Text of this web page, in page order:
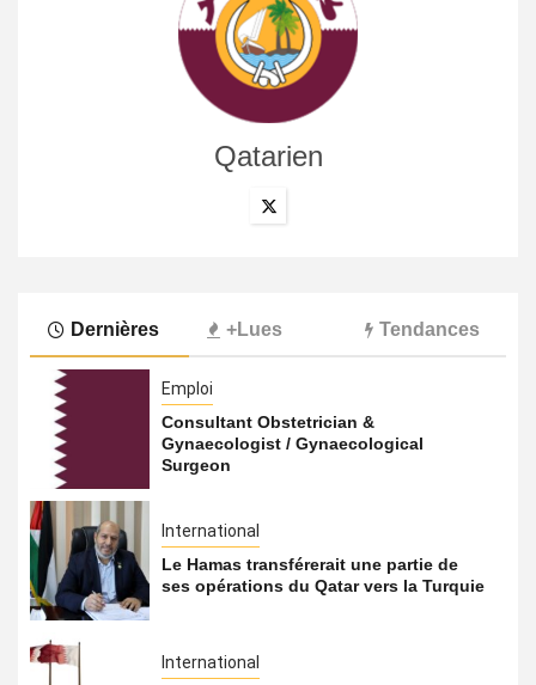
Qatarien
Dernières +Lues Tendances
Emploi
Consultant Obstetrician &
Gynaecologist / Gynaecological
Surgeon
International
Le Hamas transférerait une partie de
ses opérations du Qatar vers la Turquie
International